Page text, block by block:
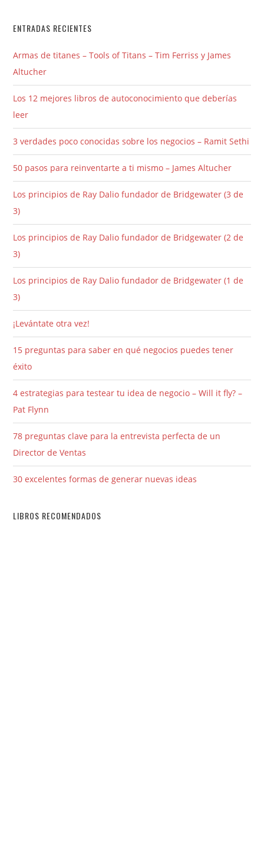
ENTRADAS RECIENTES
Armas de titanes – Tools of Titans – Tim Ferriss y James
Altucher
Los 12 mejores libros de autoconocimiento que deberías
leer
3 verdades poco conocidas sobre los negocios – Ramit Sethi
50 pasos para reinventarte a ti mismo – James Altucher
Los principios de Ray Dalio fundador de Bridgewater (3 de
3)
Los principios de Ray Dalio fundador de Bridgewater (2 de
3)
Los principios de Ray Dalio fundador de Bridgewater (1 de
3)
¡Levántate otra vez!
15 preguntas para saber en qué negocios puedes tener
éxito
4 estrategias para testear tu idea de negocio – Will it fly? –
Pat Flynn
78 preguntas clave para la entrevista perfecta de un
Director de Ventas
30 excelentes formas de generar nuevas ideas
LIBROS RECOMENDADOS